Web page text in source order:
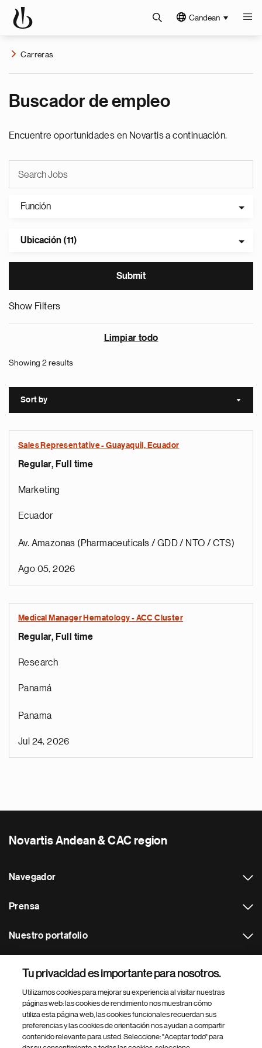
Candean
Carreras
Buscador de empleo
Encuentre oportunidades en Novartis a continuación.
Función
Ubicación (11)
Show Filters
Limpiar todo
Showing 2 results
Sort by Sort
Sales Representative - Guayaquil, Ecuador
Regular, Full time
Marketing
Ecuador
Av. Amazonas (Pharmaceuticals / GDD / NTO / CTS)
Ago 05, 2026
Medical Manager Hematology - ACC Cluster
Regular, Full time
Research
Panamá
Panama
Jul 24, 2026
Novartis Andean & CAC region
Navegador
Prensa
Nuestro portafolio
Footer Site Search
Tu privacidad es importante para nosotros.
Utilizamos cookies para mejorar su experiencia al visitar nuestras
páginas web: las cookies de rendimiento nos muestran cómo
utiliza esta página web, las cookies funcionales recuerdan sus
preferencias y las cookies de orientación nos ayudan a compartir
contenido relevante para usted. Seleccione: "Aceptar todo" para